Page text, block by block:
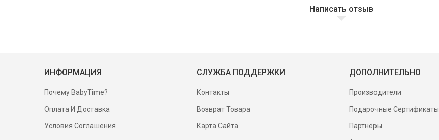
Написать отзыв
ИНФОРМАЦИЯ
Почему BabyTime?
Оплата И Доставка
Условия Соглашения
СЛУЖБА ПОДДЕРЖКИ
Контакты
Возврат Товара
Карта Сайта
ДОПОЛНИТЕЛЬНО
Производители
Подарочные Сертификаты
Партнёры